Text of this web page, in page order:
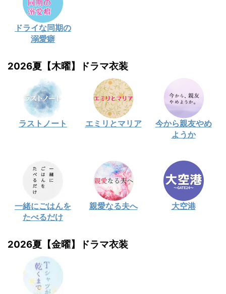
ドライな同期の
溺愛癖
2026夏【木曜】ドラマ衣装
ラストノート エミリとマリア
今から親友やめ
ようか
一緒にごはんを
たべるだけ
親愛なる夫へ 大空港
2026夏【金曜】ドラマ衣装